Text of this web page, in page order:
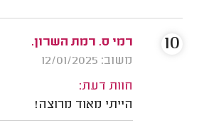
רמי ס. רמת השרון.
משוב: 12/01/2025
חוות דעת:
הייתי מאוד מרוצה!
10